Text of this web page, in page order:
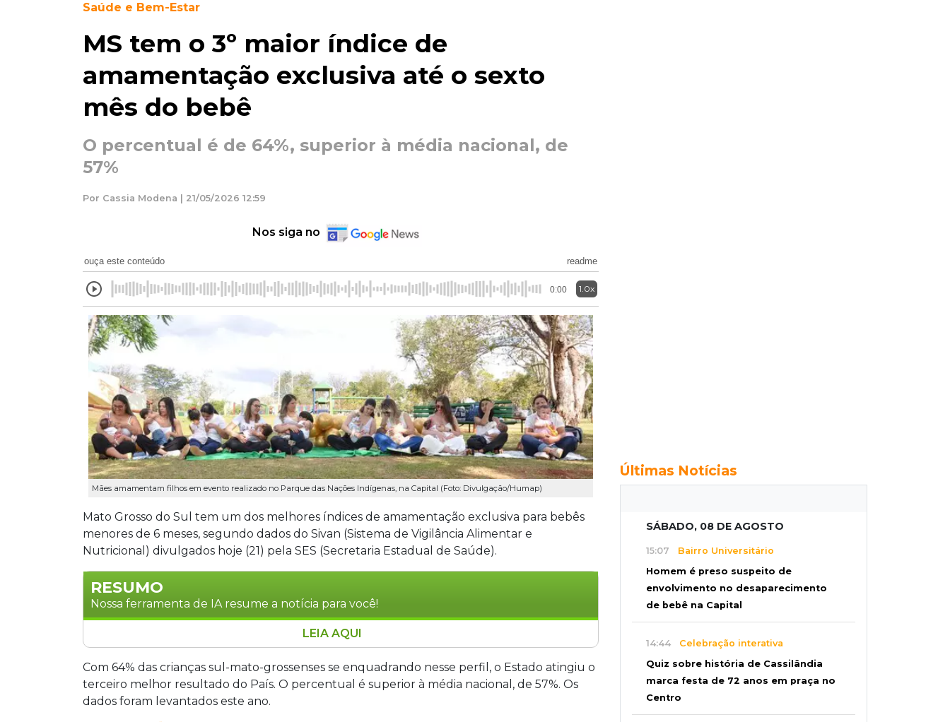
Saúde e Bem-Estar
MS tem o 3º maior índice de
amamentação exclusiva até o sexto
mês do bebê
O percentual é de 64%, superior à média nacional, de
57%
Por Cassia Modena | 21/05/2026 12:59
Nos siga no
ouça este conteúdo readme
0:00 1.0x
Mães amamentam filhos em evento realizado no Parque das Nações Indígenas, na Capital (Foto: Divulgação/Humap)
Mato Grosso do Sul tem um dos melhores índices de amamentação exclusiva para bebês
menores de 6 meses, segundo dados do Sivan (Sistema de Vigilância Alimentar e
Nutricional) divulgados hoje (21) pela SES (Secretaria Estadual de Saúde).
RESUMO
Nossa ferramenta de IA resume a notícia para você!
Mato Grosso do Sul alcançou o terceiro melhor índice de amamentação exclusiva do
país, com 64% dos bebês menores de seis meses sendo amamentados, acima da média
nacional de 57%, segundo dados do Sivan divulgados pela Secretaria Estadual de
Saúde. O resultado é atribuído a ações de incentivo à amamentação e capacitação de
LEIA AQUI
Com 64% das crianças sul-mato-grossenses se enquadrando nesse perfil, o Estado atingiu o
terceiro melhor resultado do País. O percentual é superior à média nacional, de 57%. Os
dados foram levantados este ano.
Últimas Notícias
SÁBADO, 08 DE AGOSTO
15:07 Bairro Universitário
Homem é preso suspeito de
envolvimento no desaparecimento
de bebê na Capital
14:44 Celebração interativa
Quiz sobre história de Cassilândia
marca festa de 72 anos em praça no
Centro